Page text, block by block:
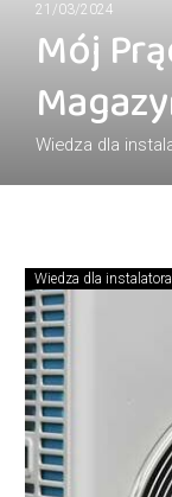
21/03/2024
Mój
Wiedza dla
Wiedza dla instalatora